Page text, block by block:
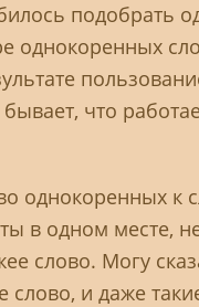
подобрать
однокоренных
что
однокоренных к
в одном месте,
слово. Могу
и даже